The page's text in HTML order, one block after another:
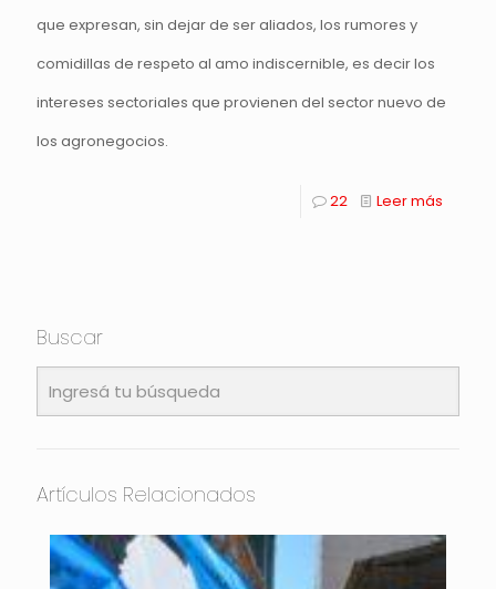
que expresan, sin dejar de ser aliados, los rumores y
comidillas de respeto al amo indiscernible, es decir los
intereses sectoriales que provienen del sector nuevo de
los agronegocios.
22 Leer más
Buscar
Artículos Relacionados